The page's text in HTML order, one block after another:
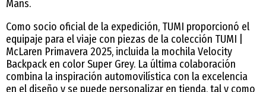
Mans.
Como socio oficial de la expedición, TUMI proporcionó el
equipaje para el viaje con piezas de la colección TUMI |
McLaren Primavera 2025, incluida la mochila Velocity
Backpack en color Super Grey. La última colaboración
combina la inspiración automovilística con la excelencia
en el diseño y se puede personalizar en tienda, tal y como